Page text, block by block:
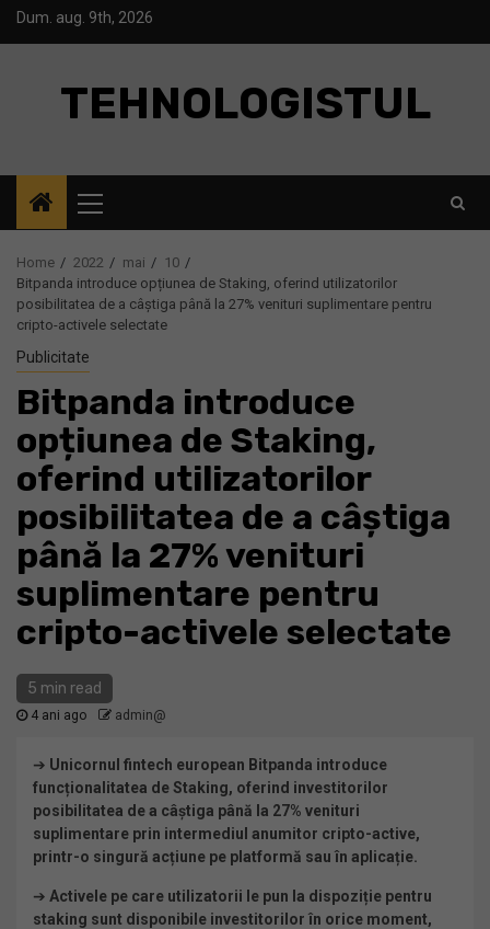
SkipDum. aug. 9th, 2026
TEHNOLOGISTUL
Menu
Home 2022 mai
10
Bitpanda introduce opțiunea de Staking, oferind utilizatorilor
posibilitatea de a câștiga până la 27% venituri suplimentare pentru
cripto-activele selectate
Publicitate
Bitpanda introduce
opțiunea de Staking,
oferind utilizatorilor
posibilitatea de a câștiga
până la 27% venituri
suplimentare pentru
cripto-activele selectate
5 min read
4 ani ago admin@
➔ Unicornul fintech european Bitpanda introduce
funcționalitatea de Staking, oferind investitorilor
posibilitatea de a câștiga până la 27% venituri
suplimentare prin intermediul anumitor cripto-active,
printr-o singură acțiune pe platformă sau în aplicație.
➔ Activele pe care utilizatorii le pun la dispoziție pentru
staking sunt disponibile investitorilor în orice moment,